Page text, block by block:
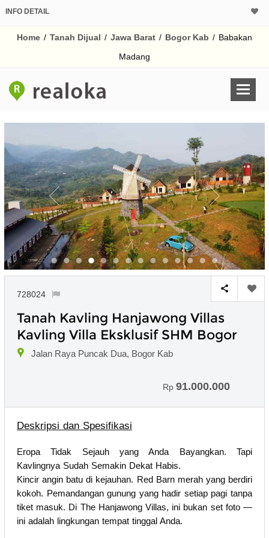
INFO DETAIL
Home / Tanah Dijual / Jawa Barat / Bogor Kab / Babakan
Madang
728024
Tanah Kavling Hanjawong Villas
Kavling Villa Eksklusif SHM Bogor
Jalan Raya Puncak Dua, Bogor Kab
Rp 91.000.000
Deskripsi dan Spesifikasi
Eropa Tidak Sejauh yang Anda Bayangkan. Tapi
Kavlingnya Sudah Semakin Dekat Habis.
Kincir angin batu di kejauhan. Red Barn merah yang berdiri
kokoh. Pemandangan gunung yang hadir setiap pagi tanpa
tiket masuk. Di The Hanjawong Villas, ini bukan set foto —
ini adalah lingkungan tempat tinggal Anda.
% /th
Untuk hasil simulasi
pada kotak-
Simpan